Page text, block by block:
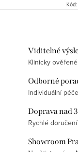
Kód:
Viditelné
Klinicky
Odborné
Individuální
Doprava nad
Rychlé
Showroom